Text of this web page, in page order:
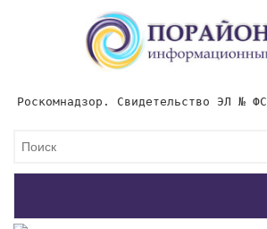
Роскомнадзор. Свидетельство ЭЛ №